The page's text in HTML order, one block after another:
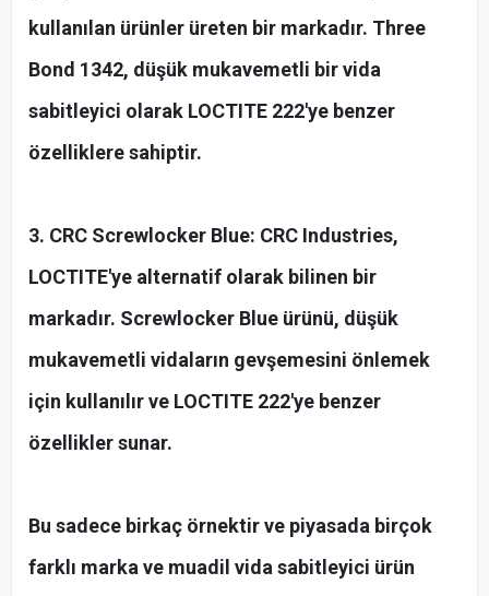
kullanılan ürünler üreten bir markadır. Three
Bond 1342, düşük mukavemetli bir vida
sabitleyici olarak LOCTITE 222'ye benzer
özelliklere sahiptir.
3. CRC Screwlocker Blue: CRC Industries,
LOCTITE'ye alternatif olarak bilinen bir
markadır. Screwlocker Blue ürünü, düşük
mukavemetli vidaların gevşemesini önlemek
için kullanılır ve LOCTITE 222'ye benzer
özellikler sunar.
Bu sadece birkaç örnektir ve piyasada birçok
farklı marka ve muadil vida sabitleyici ürün